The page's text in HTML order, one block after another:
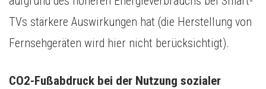
TVs stärkere Auswirkungen hat (die Herstellung von
Fernsehgeräten wird hier nicht berücksichtigt).
CO2-Fußabdruck bei der Nutzung sozialer